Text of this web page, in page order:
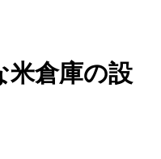
米倉庫の設